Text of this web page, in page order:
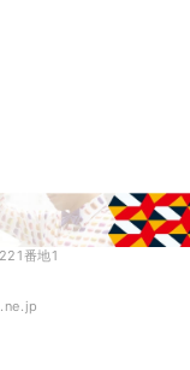
番地1